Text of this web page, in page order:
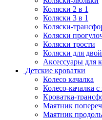
Коляски 2 в 1
Коляски 3 в 1
Коляски-
Коляски
Коляски трости
Коляски для
Аксессуары для
Детские кроватки
Колесо качалка
Колесо-качалка
Кроватка-
Маятник
Маятник